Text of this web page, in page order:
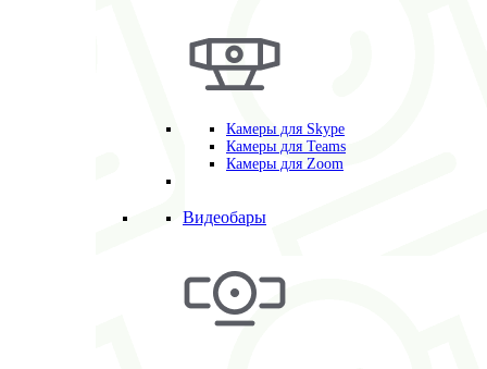
Камеры для Skype
Камеры для Teams
Камеры для Zoom
Видеобары